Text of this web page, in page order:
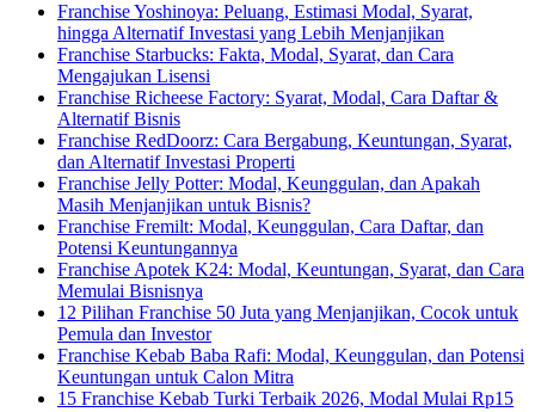
Franchise Yoshinoya: Peluang, Estimasi Modal, Syarat,
hingga Alternatif Investasi yang Lebih Menjanjikan
Franchise Starbucks: Fakta, Modal, Syarat, dan Cara
Mengajukan Lisensi
Franchise Richeese Factory: Syarat, Modal, Cara Daftar &
Alternatif Bisnis
Franchise RedDoorz: Cara Bergabung, Keuntungan, Syarat,
dan Alternatif Investasi Properti
Franchise Jelly Potter: Modal, Keunggulan, dan Apakah
Masih Menjanjikan untuk Bisnis?
Franchise Fremilt: Modal, Keunggulan, Cara Daftar, dan
Potensi Keuntungannya
Franchise Apotek K24: Modal, Keuntungan, Syarat, dan Cara
Memulai Bisnisnya
12 Pilihan Franchise 50 Juta yang Menjanjikan, Cocok untuk
Pemula dan Investor
Franchise Kebab Baba Rafi: Modal, Keunggulan, dan Potensi
Keuntungan untuk Calon Mitra
15 Franchise Kebab Turki Terbaik 2026, Modal Mulai Rp15